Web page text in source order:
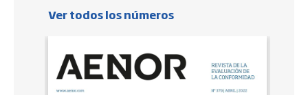
Ver todos los números